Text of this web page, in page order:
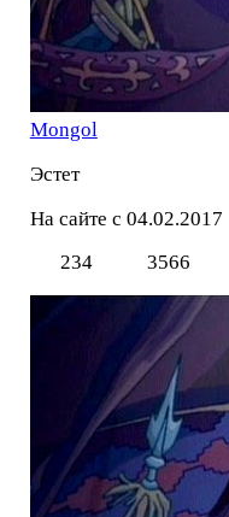
Mоngol
Эстет
На сайте с 04.02.2017
234
3566